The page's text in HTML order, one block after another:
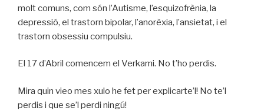
molt comuns, com són l’Autisme, l’esquizofrènia, la
depressió, el trastorn bipolar, l’anorèxia, l’ansietat, i el
trastorn obsessiu compulsiu.
El 17 d’Abril comencem el Verkami. No t’ho perdis.
Mira quin vieo mes xulo he fet per explicarte’l! No te’l
perdis i que se’l perdi ningú!